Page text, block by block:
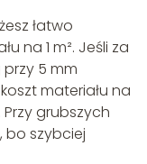
łatwo
na 1 m². Jeśli za
przy 5 mm
materiału na
Przy grubszych
bo szybciej